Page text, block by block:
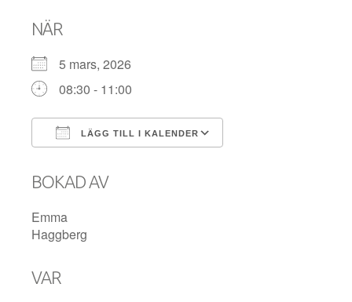
NÄR
5 mars, 2026
08:30 - 11:00
LÄGG TILL I KALENDER
BOKAD AV
Emma
Haggberg
VAR